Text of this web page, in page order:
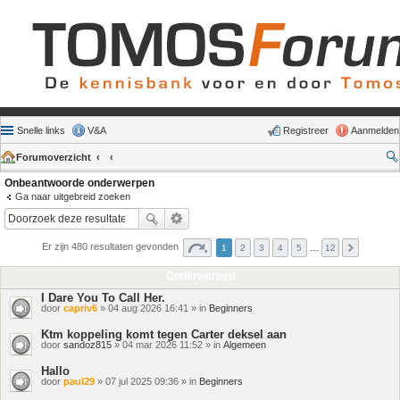
Snelle links V&A Aanmelden
Registreer
Forumoverzicht
Onbeantwoorde onderwerpen
Ga naar uitgebreid zoeken
Er zijn 480 resultaten gevonden 1 2 3 4 5 12
I Dare You To Call Her.
door capriv6 » 04 aug 2026 16:41 » in Beginners
Ktm koppeling komt tegen Carter deksel aan
door sandoz815 » 04 mar 2026 11:52 » in Algemeen
Hallo
door paul29 » 07 jul 2025 09:36 » in Beginners